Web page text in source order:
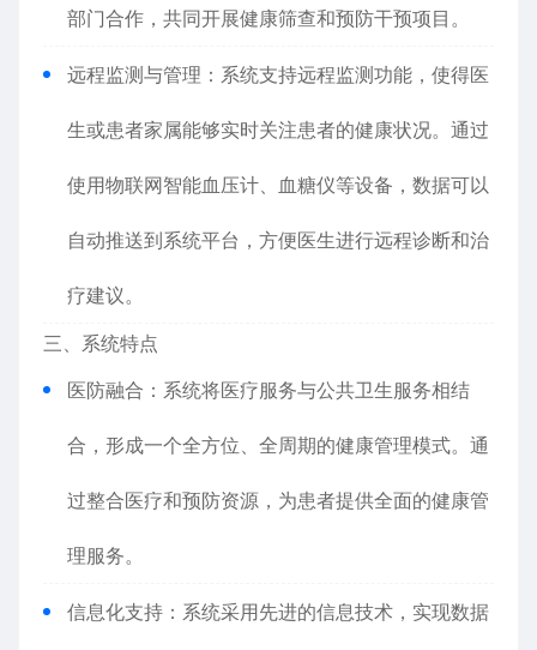
部门合作，共同开展健康筛查和预防干预项目。
远程监测与管理：系统支持远程监测功能，使得医
生或患者家属能够实时关注患者的健康状况。通过
使用物联网智能血压计、血糖仪等设备，数据可以
自动推送到系统平台，方便医生进行远程诊断和治
疗建议。
三、系统特点
医防融合：系统将医疗服务与公共卫生服务相结
合，形成一个全方位、全周期的健康管理模式。通
过整合医疗和预防资源，为患者提供全面的健康管
理服务。
信息化支持：系统采用先进的信息技术，实现数据